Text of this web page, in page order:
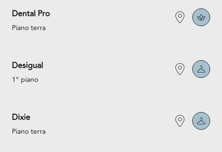
Dental Pro
Piano terra
Desigual
1° piano
Dixie
Piano terra